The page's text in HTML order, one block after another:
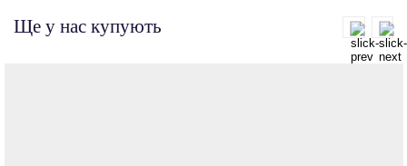
Ще у нас купують